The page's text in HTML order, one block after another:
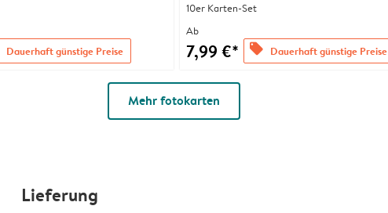
Dauerhaft günstige Preise
10er Karten-Set
Ab
7,99 €* offers Dauerhaft günstige Preise
Mehr fotokarten
Lieferung